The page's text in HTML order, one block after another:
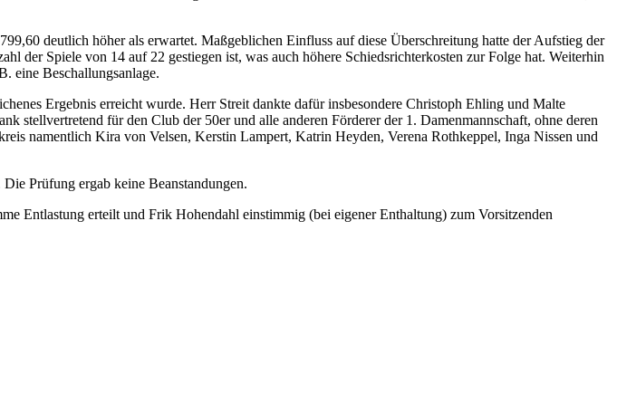
deutlich höher als erwartet. Maßgeblichen Einfluss auf diese Überschreitung hatte der Aufstieg der
der Spiele von 14 auf 22 gestiegen ist, was auch höhere Schiedsrichterkosten zur Folge hat. Weiterhin
eine Beschallungsanlage.
Ergebnis erreicht wurde. Herr Streit dankte dafür insbesondere Christoph Ehling und Malte
stellvertretend für den Club der 50er und alle anderen Förderer der 1. Damenmannschaft, ohne deren
namentlich Kira von Velsen, Kerstin Lampert, Katrin Heyden, Verena Rothkeppel, Inga Nissen und
Prüfung ergab keine Beanstandungen.
Entlastung erteilt und Frik Hohendahl einstimmig (bei eigener Enthaltung) zum Vorsitzenden